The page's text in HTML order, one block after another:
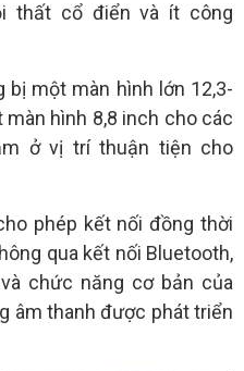
thất cổ điển và ít công
một màn hình lớn 12,3-
hình 8,8 inch cho các
ở vị trí thuận tiện cho
phép kết nối đồng thời
qua kết nối Bluetooth,
chức năng cơ bản của
âm thanh được phát triển